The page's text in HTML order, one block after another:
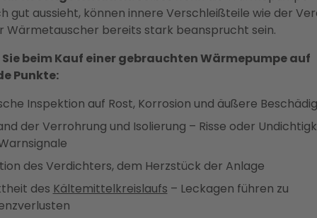
gut aussieht, können innere Verschleißteile wie der
Wärmetauscher bereits stark beansprucht sein.
beim Kauf einer gebrauchten Wärmepumpe auf
Punkte:
Inspektion auf Rost, Korrosion und äußere
der Verrohrung und Isolierung – Risse oder
des Verdichters, dem Herzstück der Anlage
des Kältemittelkreislaufs – Leckagen führen zu